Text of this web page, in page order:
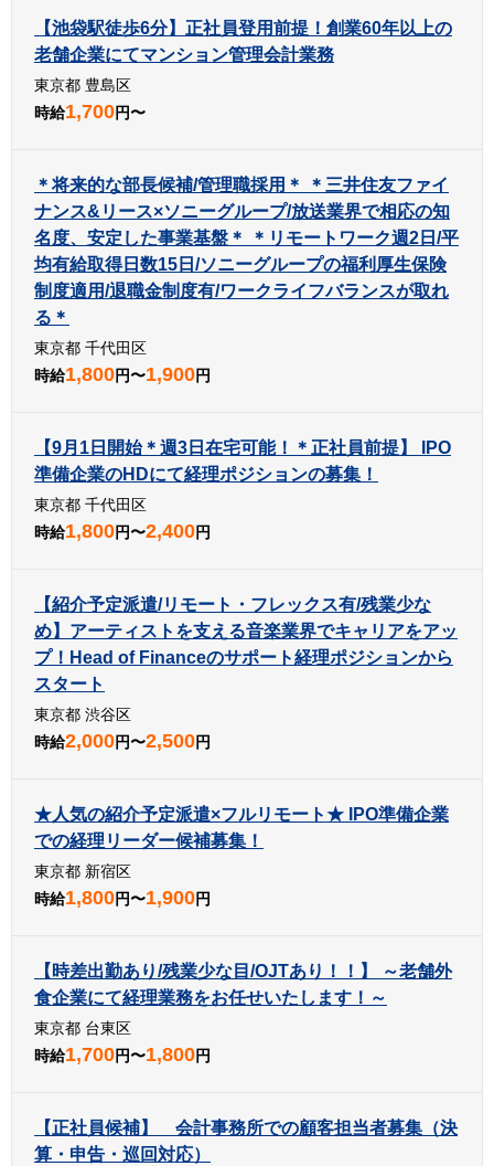
【池袋駅徒歩6分】正社員登用前提！創業60年以上の
老舗企業にてマンション管理会計業務
東京都 豊島区
時給1,700円〜
＊将来的な部長候補/管理職採用＊ ＊三井住友ファイ
ナンス&リース×ソニーグループ/放送業界で相応の知
名度、安定した事業基盤＊ ＊リモートワーク週2日/平
均有給取得日数15日/ソニーグループの福利厚生保険
制度適用/退職金制度有/ワークライフバランスが取れ
る＊
東京都 千代田区
時給1,800円〜1,900円
【9月1日開始＊週3日在宅可能！＊正社員前提】 IPO
準備企業のHDにて経理ポジションの募集！
東京都 千代田区
時給1,800円〜2,400円
【紹介予定派遣/リモート・フレックス有/残業少な
め】アーティストを支える音楽業界でキャリアをアッ
プ！Head of Financeのサポート経理ポジションから
スタート
東京都 渋谷区
時給2,000円〜2,500円
★人気の紹介予定派遣×フルリモート★ IPO準備企業
での経理リーダー候補募集！
東京都 新宿区
時給1,800円〜1,900円
【時差出勤あり/残業少な目/OJTあり！！】 ～老舗外
食企業にて経理業務をお任せいたします！～
東京都 台東区
時給1,700円〜1,800円
【正社員候補】 会計事務所での顧客担当者募集（決
算・申告・巡回対応）